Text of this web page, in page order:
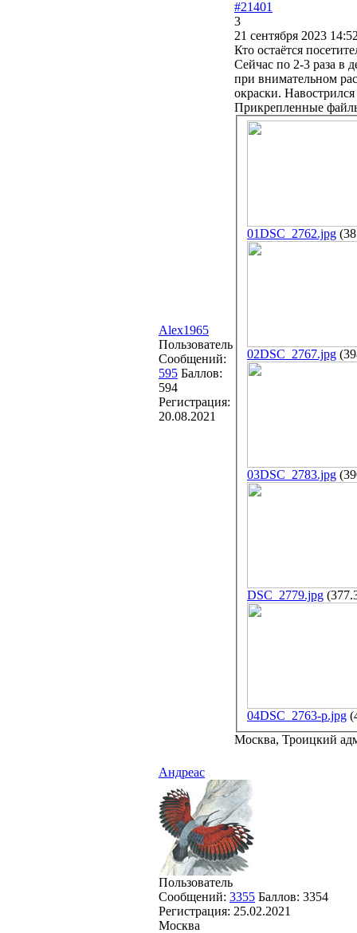
Alex1965
Пользователь
Сообщений:
595 Баллов:
594
Регистрация:
20.08.2021
#21401
3
21 сентября 2023
Кто остаётся
Сейчас по 2-3 раза в
при внимательном
окраски.
Прикрепленные
01DSC_2762.jpg
02DSC_2767.jpg
03DSC_2783.jpg
DSC_2779.jpg
04DSC_2763-p.jpg
Москва, Троицкий
Андреас
Пользователь
Сообщений: 3355 Баллов: 3354
Регистрация: 25.02.2021
Москва